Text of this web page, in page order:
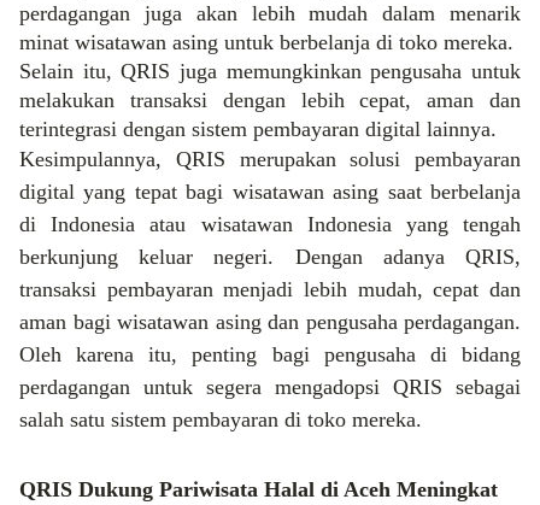
perdagangan juga akan lebih mudah dalam menarik
minat wisatawan asing untuk berbelanja di toko mereka.
Selain itu, QRIS juga memungkinkan pengusaha untuk
melakukan transaksi dengan lebih cepat, aman dan
terintegrasi dengan sistem pembayaran digital lainnya.
Kesimpulannya, QRIS merupakan solusi pembayaran
digital yang tepat bagi wisatawan asing saat berbelanja
di Indonesia atau wisatawan Indonesia yang tengah
berkunjung keluar negeri.
Dengan adanya QRIS,
transaksi pembayaran menjadi lebih mudah, cepat dan
aman bagi wisatawan asing dan pengusaha perdagangan.
Oleh karena itu, penting bagi pengusaha di bidang
perdagangan untuk segera mengadopsi QRIS sebagai
salah satu sistem pembayaran di toko mereka.
QRIS Dukung Pariwisata Halal di Aceh Meningkat